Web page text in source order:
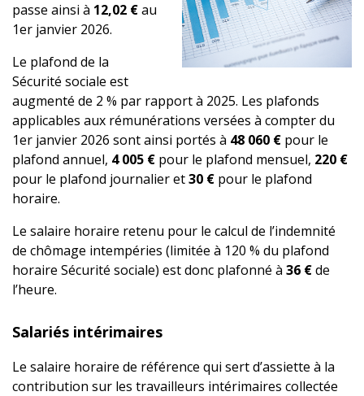
passe ainsi à 12,02 €au
1er janvier 2026.
Le plafond de la
Sécurité sociale est
augmenté de 2 % par rapport à 2025. Les plafonds
applicables aux rémunérations versées à compter du
1er janvier 2026 sont ainsi portés à 48 060 € pour le
plafond annuel, 4 005 € pour le plafond mensuel, 220 €
pour le plafond journalier et30 € pour le plafond
horaire.
Le salaire horaire retenu pour le calcul de l’indemnité
de chômage intempéries (limitée à 120 % du plafond
horaire Sécurité sociale) est donc plafonné à 36 €de
l’heure.
Salariés intérimaires
Le salaire horaire de référence qui sert d’assiette à la
contribution sur les travailleurs intérimaires collectée